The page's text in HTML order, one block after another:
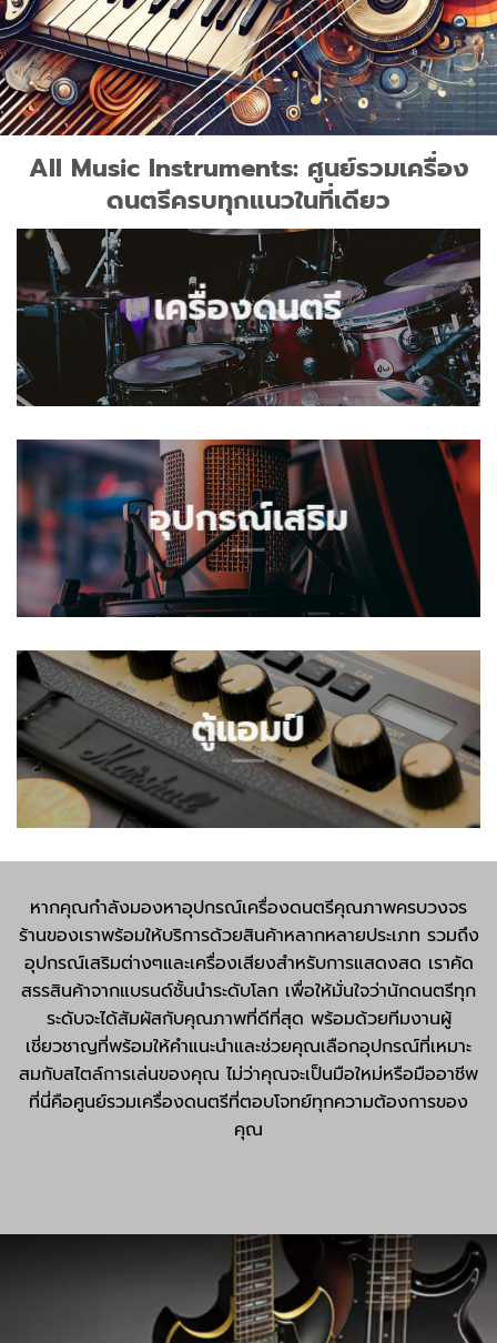
All Music Instruments: ศูนย์รวมเครื่อง
ดนตรีครบทุกแนวในที่เดียว
เครื่องดนตรี
อุปกรณ์เสริม
ตู้แอมป์
หากคุณกำลังมองหาอุปกรณ์เครื่องดนตรีคุณภาพครบวงจร
ร้านของเราพร้อมให้บริการด้วยสินค้าหลากหลายประเภท รวมถึง
อุปกรณ์เสริมต่างๆและเครื่องเสียงสำหรับการแสดงสด เราคัด
สรรสินค้าจากแบรนด์ชั้นนำระดับโลก เพื่อให้มั่นใจว่านักดนตรีทุก
ระดับจะได้สัมผัสกับคุณภาพที่ดีที่สุด พร้อมด้วยทีมงานผู้
เชี่ยวชาญที่พร้อมให้คำแนะนำและช่วยคุณเลือกอุปกรณ์ที่เหมาะ
สมกับสไตล์การเล่นของคุณ ไม่ว่าคุณจะเป็นมือใหม่หรือมืออาชีพ
ที่นี่คือศูนย์รวมเครื่องดนตรีที่ตอบโจทย์ทุกความต้องการของ
คุณ